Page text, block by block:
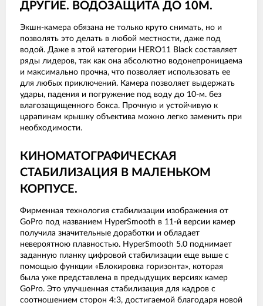
ДРУГИЕ. ВОДОЗАЩИТА ДО 10М.
Экшн-камера обязана не только круто снимать, но и
позволять это делать в любой местности, даже под
водой. Даже в этой категории HERO11 Black составляет
ряды лидеров, так как она абсолютно водонепроницаема
и максимально прочна, что позволяет использовать ее
для любых приключений. Камера позволяет выдержать
удары, падения и погружение под воду до 10-м. без
влагозащищенного бокса. Прочную и устойчивую к
царапинам крышку объектива можно легко заменить при
необходимости.
КИНОМАТОГРАФИЧЕСКАЯ
СТАБИЛИЗАЦИЯ В МАЛЕНЬКОМ
КОРПУСЕ.
Фирменная технология стабилизации изображения от
GoPro под названием HyperSmooth в 11-й версии камер
получила значительные доработки и обладает
невероятною плавностью. HyperSmooth 5.0 поднимает
заданную планку цифровой стабилизации еще выше с
помощью функции «Блокировка горизонта», которая
была уже представлена в предыдущих версиях камер
GoPro. Это улучшенная стабилизация для кадров с
соотношением сторон 4:3, достигаемой благодаря новой